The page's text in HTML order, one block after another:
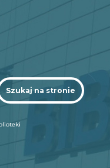
Szukaj na stronie